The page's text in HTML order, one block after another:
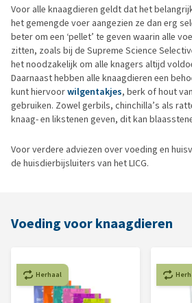
Voor alle knaagdieren geldt dat het
het gemengde voer aangezien ze dan erg
beter om een ‘pellet’ te geven waarin alle
zitten, zoals bij de Supreme Science
het noodzakelijk om alle knagers altijd
Daarnaast hebben alle knaagdieren een
kunt hiervoorwilgentakjes, berk of hout
gebruiken. Zowel gerbils, chinchilla’s als
knaag- en likstenen geven, dit kan
Voor verdere adviezen over voeding en
de huisdierbijsluiters van het LICG.
Voeding voor knaagdieren
Herhaal